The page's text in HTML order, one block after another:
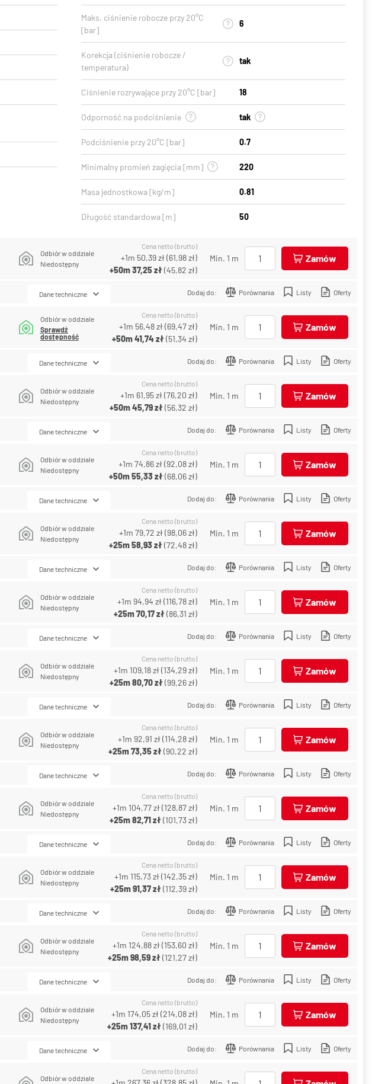
Maks. ciśnienie robocze przy 20°C
[bar]
6
Korekcja (ciśnienie robocze /
temperatura)
tak
Ciśnienie rozrywające przy 20°C [bar] 18
Odporność na podciśnienie tak
Podciśnienie przy 20°C [bar] 0.7
Minimalny promień zagięcia [mm] 220
Masa jednostkowa [kg/m] 0.81
Długość standardowa [m] 50
Odbiór w oddziale
Niedostępny
Cena netto (brutto)
+1m 50,39 zł(61,98 zł)
+50m37,25 zł(45,82 zł)
Min. 1 m Zamów
Dodaj do: Porównania Listy Oferty
Dane techniczne
Odbiór w oddziale
Sprawdź
dostępność
Cena netto (brutto)
+1m 56,48 zł(69,47 zł)
+50m41,74 zł(51,34 zł)
Min. 1 m Zamów
Dodaj do: Porównania Listy Oferty
Dane techniczne
Odbiór w oddziale
Niedostępny
Cena netto (brutto)
+1m 61,95 zł(76,20 zł)
+50m45,79 zł(56,32 zł)
Min. 1 m Zamów
Dodaj do: Porównania Listy Oferty
Dane techniczne
Odbiór w oddziale
Niedostępny
Cena netto (brutto)
+1m 74,86 zł(92,08 zł)
+50m55,33 zł(68,06 zł)
Min. 1 m Zamów
Dodaj do: Porównania Listy Oferty
Dane techniczne
Odbiór w oddziale
Niedostępny
Cena netto (brutto)
+1m 79,72 zł(98,06 zł)
+25m58,93 zł(72,48 zł)
Min. 1 m Zamów
Dodaj do: Porównania Listy Oferty
Dane techniczne
Odbiór w oddziale
Niedostępny
Cena netto (brutto)
+1m 94,94 zł(116,78 zł)
+25m70,17 zł(86,31 zł)
Min. 1 m Zamów
Dodaj do: Porównania Listy Oferty
Dane techniczne
Odbiór w oddziale
Niedostępny
Cena netto (brutto)
+1m 109,18 zł(134,29 zł)
+25m80,70 zł(99,26 zł)
Min. 1 m Zamów
Dodaj do: Porównania Listy Oferty
Dane techniczne
Odbiór w oddziale
Niedostępny
Cena netto (brutto)
+1m 92,91 zł(114,28 zł)
+25m73,35 zł(90,22 zł)
Min. 1 m Zamów
Dodaj do: Porównania Listy Oferty
Dane techniczne
Odbiór w oddziale
Niedostępny
Cena netto (brutto)
+1m 104,77 zł(128,87 zł)
+25m82,71 zł(101,73 zł)
Min. 1 m Zamów
Dodaj do: Porównania Listy Oferty
Dane techniczne
Odbiór w oddziale
Niedostępny
Cena netto (brutto)
+1m 115,73 zł(142,35 zł)
+25m91,37 zł(112,39 zł)
Min. 1 m Zamów
Dodaj do: Porównania Listy Oferty
Dane techniczne
Odbiór w oddziale
Niedostępny
Cena netto (brutto)
+1m 124,88 zł(153,60 zł)
+25m98,59 zł(121,27 zł)
Min. 1 m Zamów
Dodaj do: Porównania Listy Oferty
Dane techniczne
Odbiór w oddziale
Niedostępny
Cena netto (brutto)
+1m 174,05 zł(214,08 zł)
+25m137,41 zł(169,01 zł)
Min. 1 m Zamów
Dodaj do: Porównania Listy Oferty
Dane techniczne
Odbiór w oddziale
Cena netto (brutto)